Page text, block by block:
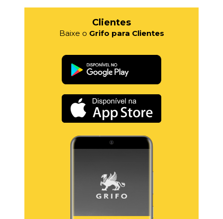
Clientes
Baixe o Grifo para Clientes